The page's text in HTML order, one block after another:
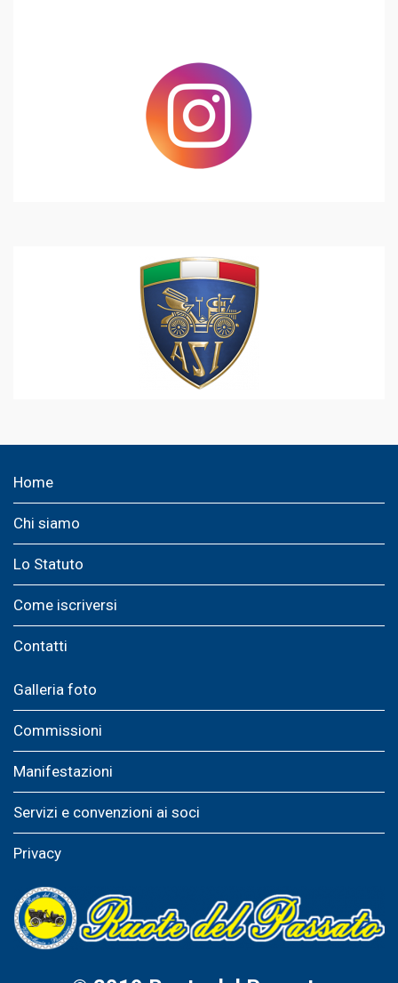
Home
Chi siamo
Lo Statuto
Come iscriversi
Contatti
Galleria foto
Commissioni
Manifestazioni
Servizi e convenzioni ai soci
Privacy